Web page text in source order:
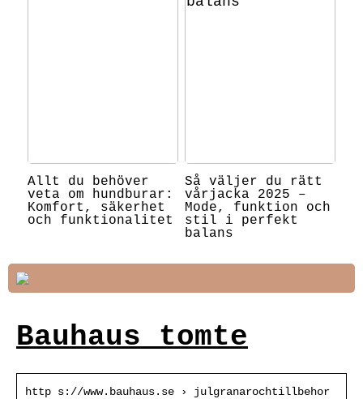
Allt du behöver
veta om hundburar:
Komfort, säkerhet
och funktionalitet
Så väljer du rätt
vårjacka 2025 –
Mode, funktion och
stil i perfekt
balans
Bauhaus tomte
http s://www.bauhaus.se › julgranarochtillbehor